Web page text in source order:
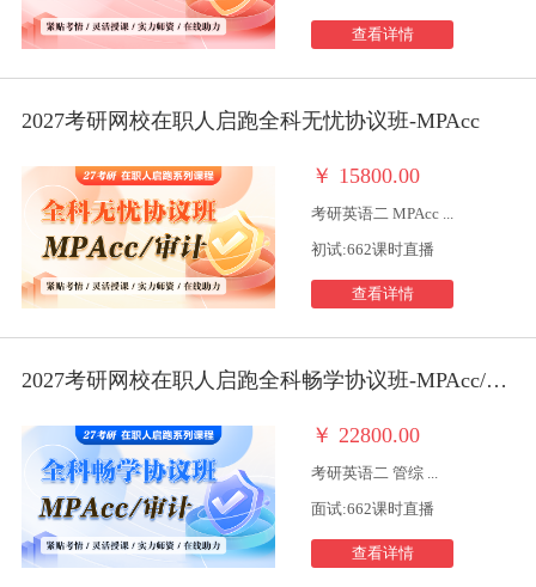
查看详情
2027考研网校在职人启跑全科无忧协议班-MPAcc
￥ 15800.00
考研英语二 MPAcc ...
初试:662课时直播
查看详情
2027考研网校在职人启跑全科畅学协议班-MPAcc/审计
￥ 22800.00
考研英语二 管综 ...
面试:662课时直播
查看详情